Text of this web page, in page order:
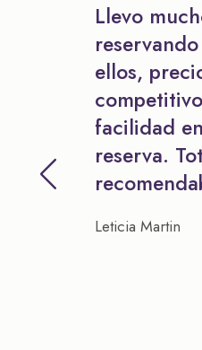
Llevo
ellos,
facilidad
reserva.
Leticia Martin